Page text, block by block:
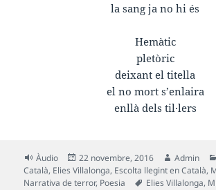
la sang ja no hi és
Hemàtic
pletòric
deixant el titella
el no mort s’enlaira
enllà dels til·lers
Format
Àudio
Publicat
el
22 novembre, 2016 Autor
Admin
Català, Elies Villalonga, Escolta llegint en Català,
Narrativa de terror, Poesia Etiquetes
Elies Villalonga,